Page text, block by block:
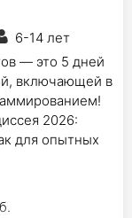
6-14 лет
— это 5 дней
включающей в
2026:
для опытных